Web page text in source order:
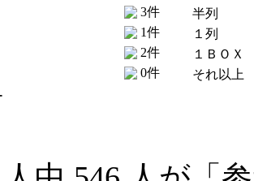
3件
1件
2件
0件
半列
１列
１ＢＯＸ
それ以上